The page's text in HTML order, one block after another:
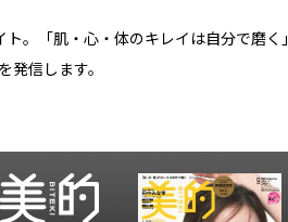
。「肌・心・体のキレイは自分で磨く」
信します。